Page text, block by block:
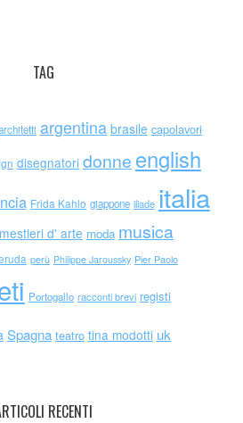
TAG
argentina brasile capolavori
disegnatori donne english
Frida Kahlo giappone iliade italia
mestieri d' arte moda musica
perù Philippe Jaroussky Pier Paolo
Portogallo racconti brevi registi
Spagna teatro tina modotti uk
RECENTI